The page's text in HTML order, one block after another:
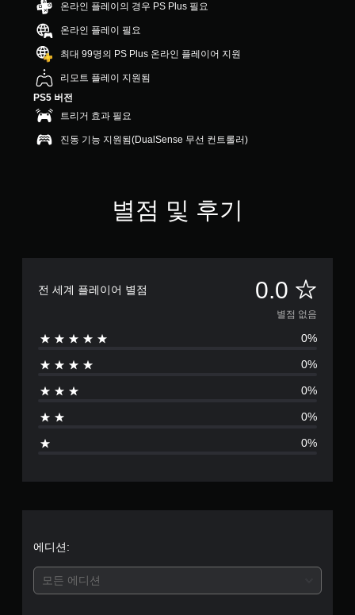
온라인 플레이의 경우 PS Plus 필요
온라인 플레이 필요
최대 99명의 PS Plus 온라인 플레이어 지원
리모트 플레이 지원됨
PS5 버전
트리거 효과 필요
진동 기능 지원됨(DualSense 무선 컨트롤러)
별점 및 후기
전 세계 플레이어 별점 0.0 별
점
없
음
별점 없음
0%
0%
0%
0%
0%
에디션:
모든 에디션